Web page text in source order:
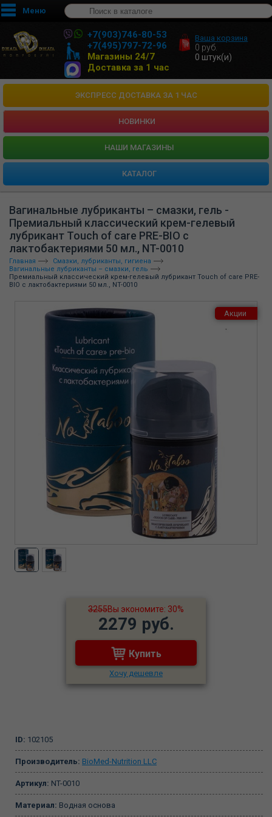
Меню
+7(903)746-80-53
+7(495)797-72-96
Магазины 24/7
Доставка за 1 час
Ваша корзина
0 руб.
0 штук(и)
ЭКСПРЕСС ДОСТАВКА ЗА 1 ЧАС
НОВИНКИ
HАШИ МАГАЗИНЫ
КАТАЛОГ
Вагинальные лубриканты – смазки, гель -
Премиальный классический крем-гелевый
лубрикант Touch of care PRE-BIO с
лактобактериями 50 мл., NT-0010
Главная
Смазки, лубриканты, гигиена
Вагинальные лубриканты – смазки, гель
Премиальный классический крем-гелевый лубрикант Touch of care PRE-
BIO с лактобактериями 50 мл., NT-0010
Акции
3255Вы экономите: 30%
2279 руб.
Купить
Хочу дешевле
ID: 102105
Производитель: BioMed-Nutrition LLC
Артикул: NT-0010
Материал: Водная основа